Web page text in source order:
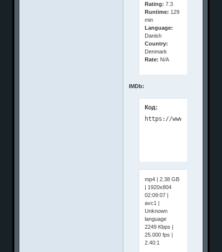
Rating: 7.3
Runtime: 129
min
Language:
Danish
Country:
Denmark
Rate: N/A
IMDb:
Код:
mp4 | 2.38 GB
| 1920x804
02:09:07 |
avc1 |
Unknown
language
2249 Kbps |
25.000 fps |
2.40:1